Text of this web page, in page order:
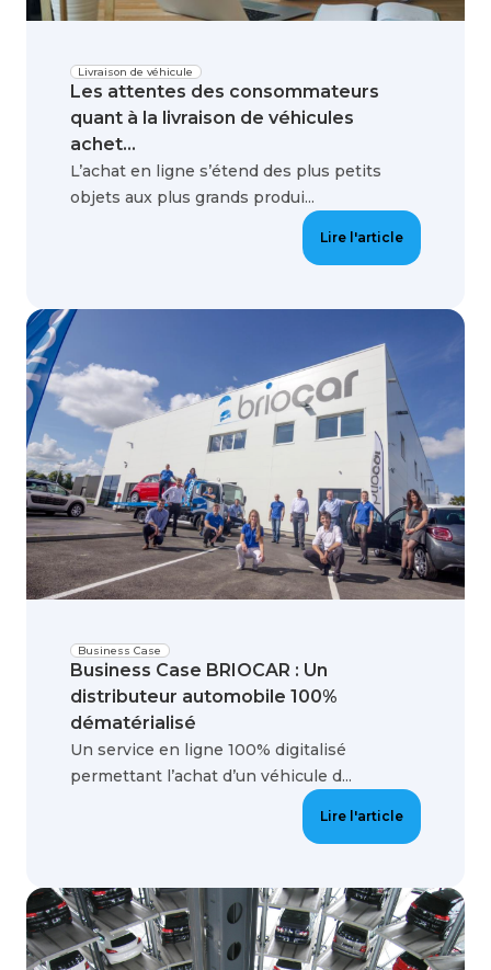
Livraison de véhicule
Les attentes des consommateurs
quant à la livraison de véhicules
achet...
L’achat en ligne s’étend des plus petits
objets aux plus grands produi...
Lire l'article
Business Case
Business Case BRIOCAR : Un
distributeur automobile 100%
dématérialisé
Un service en ligne 100% digitalisé
permettant l’achat d’un véhicule d...
Lire l'article